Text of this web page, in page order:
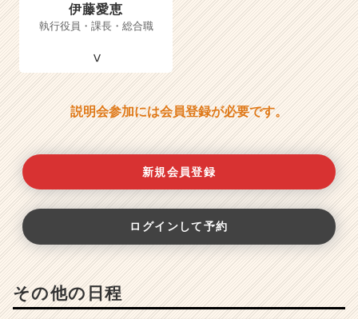
伊藤愛恵
執行役員・課長・総合職
説明会参加には会員登録が必要です。
新規会員登録
ログインして予約
その他の日程